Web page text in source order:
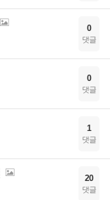
0
댓글
0
댓글
1
댓글
20
댓글